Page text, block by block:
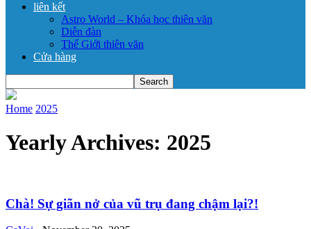
liên kết
Astro World – Khóa học thiên văn
Diễn đàn
Thế Giới thiên văn
Cửa hàng
Home 2025
Yearly Archives: 2025
Chà! Sự giãn nở của vũ trụ đang chậm lại?!